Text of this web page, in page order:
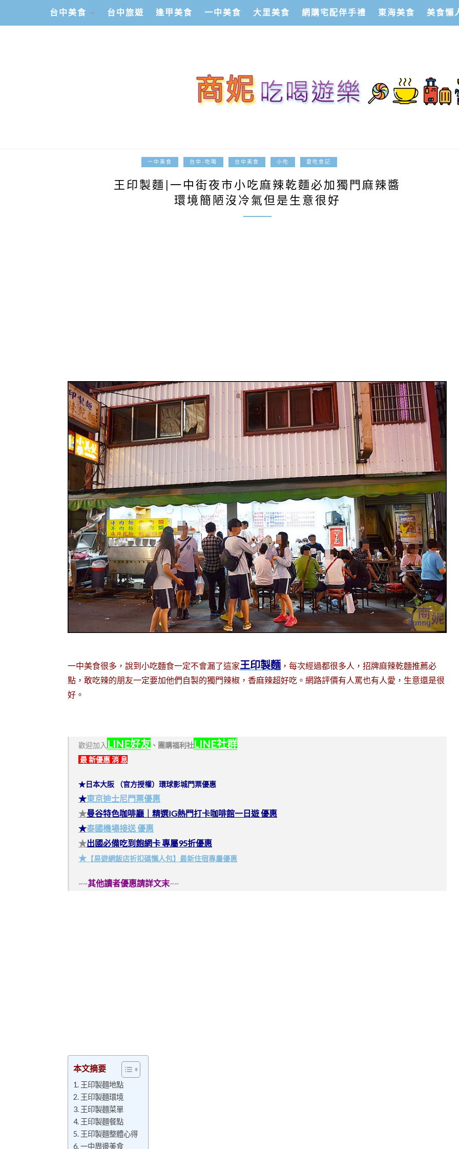
台中美食 台中旅遊 逢甲美食 一中美食 大里美食 網購宅配伴手禮 東海美食 美食懶
一中美食 台中-吃喝 台中美食 小吃 愛吃食記
王印製麵|一中街夜市小吃麻辣乾麵必加獨門麻辣醬
環境簡陋沒冷氣但是生意很好
一中美食很多，說到小吃麵食一定不會漏了這家王印製麵 ，每次經過都很多人，招牌麻辣乾麵推薦必
點，敢吃辣的朋友一定要加他們自製的獨門辣椒，香麻辣超好吃。網路評價有人罵也有人愛，生意還是很
好。
歡迎加入 LINE好友 、 團購福利社LINE社群
最 新優惠 消 息
★日本大阪 （官方授權）環球影城門票優惠
★東京迪士尼門票優惠
★曼谷特色咖啡廳｜精選IG熱門打卡咖啡館一日遊 優惠
★泰國機場接送 優惠
★出國必備吃到飽網卡 專屬95折優惠
★ 【易遊網飯店折扣碼懶人包】最新住宿專屬優惠
~~其他讀者優惠請詳文末~~
本文摘要
王印製麵地點
王印製麵環境
王印製麵菜單
王印製麵餐點
王印製麵整體心得
一中周邊美食